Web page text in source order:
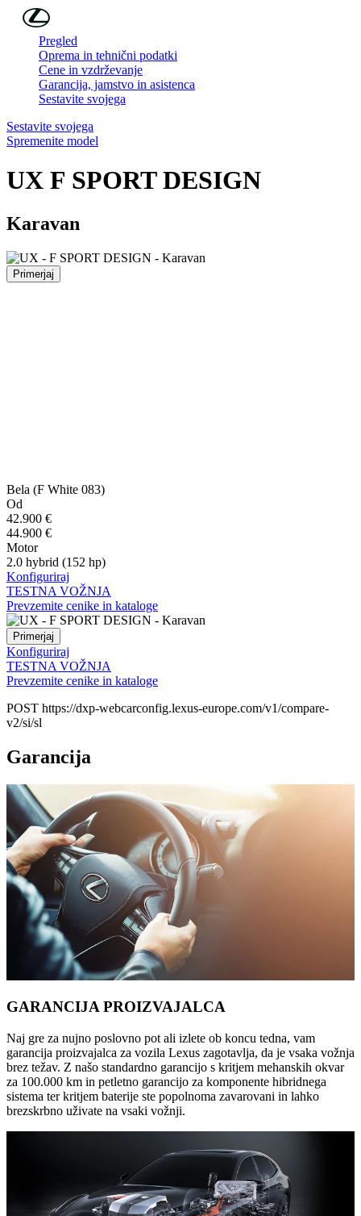
Skip to Main Content
Pregled
Oprema in tehnični podatki
Cene in vzdrževanje
Garancija, jamstvo in asistenca
Sestavite svojega
Sestavite svojega
Spremenite model
UX F SPORT DESIGN
Karavan
Primerjaj
Bela (F White 083)
Od
42.900 €
44.900 €
Motor
2.0 hybrid (152 hp)
Konfiguriraj
TESTNA VOŽNJA
Prevzemite cenike in kataloge
Primerjaj
Konfiguriraj
TESTNA VOŽNJA
Prevzemite cenike in kataloge
POST https://dxp-webcarconfig.lexus-europe.com/v1/compare-
v2/si/sl
Garancija
GARANCIJA PROIZVAJALCA
Naj gre za nujno poslovno pot ali izlete ob koncu tedna, vam
garancija proizvajalca za vozila Lexus zagotavlja, da je vsaka vožnja
brez težav. Z našo standardno garancijo s kritjem mehanskih okvar
za 100.000 km in petletno garancijo za komponente hibridnega
sistema ter kritjem baterije ste popolnoma zavarovani in lahko
brezskrbno uživate na vsaki vožnji.